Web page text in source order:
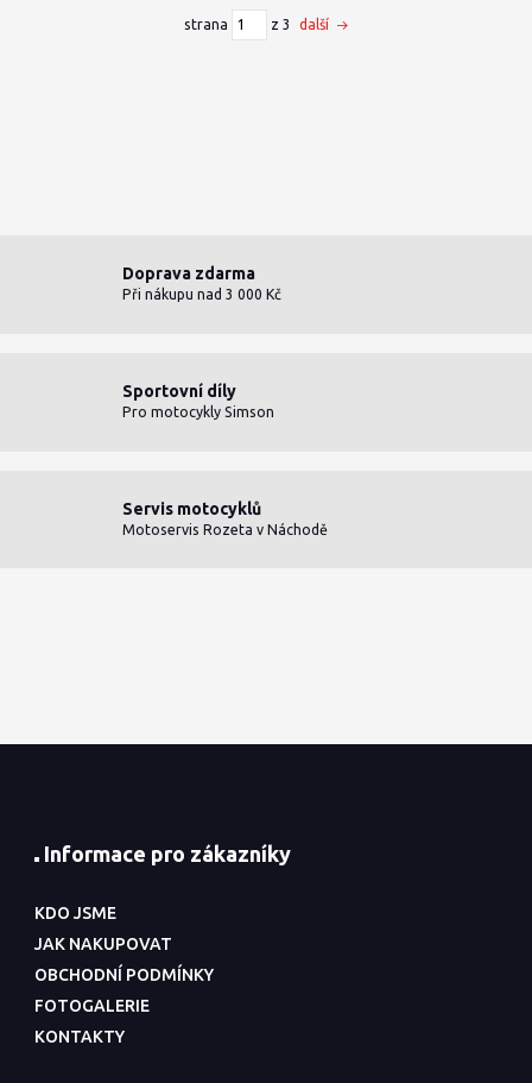
strana z 3 další
Doprava zdarma
Při nákupu nad 3 000 Kč
Sportovní díly
Pro motocykly Simson
Servis motocyklů
Motoservis Rozeta v Náchodě
Informace pro zákazníky
KDO JSME
JAK NAKUPOVAT
OBCHODNÍ PODMÍNKY
FOTOGALERIE
KONTAKTY